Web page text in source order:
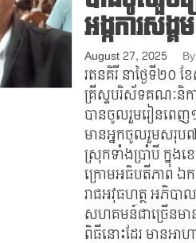
អង្កការសង្
August 27, 2025 By
រតនគិរី​ នាថ្ងៃទី​២
គ្រីស្ទបរិស័ទគណៈនិក
បានចូលរួមរៀនពេញ
មានអ្នកចូលរួមសរុ
ស្រុកទាំងប្រាំបី​ ក្នុងខ
ក្រោមអធិបតីភាព​ ឯក
រាជអវុធហត្ថ​ អភិប
សហគមន៍ជាច្រើនមា
ពិធីនោះដែរ​ មានអាហ